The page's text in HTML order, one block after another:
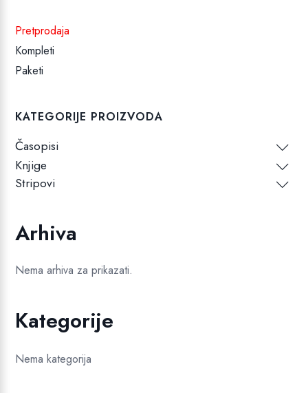
Pretprodaja
Kompleti
Paketi
KATEGORIJE PROIZVODA
Časopisi
Knjige
Stripovi
Arhiva
Nema arhiva za prikazati.
Kategorije
Nema kategorija